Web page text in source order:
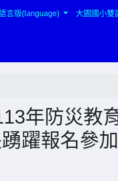
言版(language) 大園國小雙
年防災教
躍報名參加